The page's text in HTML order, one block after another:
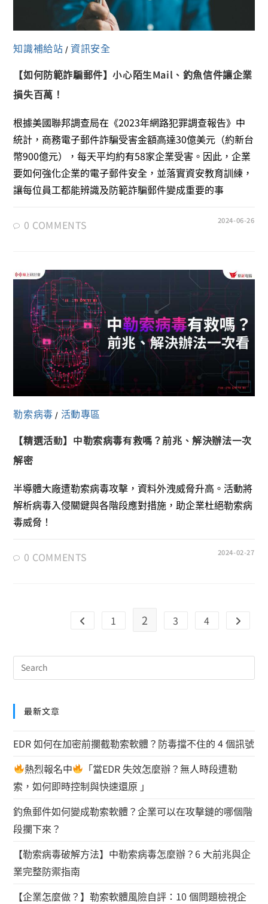
知識補給站 /資訊安全
【如何防範詐騙郵件】小心陌生Mail、釣魚信件讓企業
損失百萬！
根據美國聯邦調查局在《2023年網路犯罪調查報告》中
統計，商務電子郵件詐騙受害金額高達30億美元（約新台
幣900億元），每天平均約有58家企業受害。因此，企業
要如何強化企業的電子郵件安全，並落實資安教育訓練，
讓每位員工都能辨識及防範詐騙郵件變成重要的事
0 COMMENTS 2024-06-26
勒索病毒 / 活動專區
【精選活動】中勒索病毒有救嗎？前兆、解決辦法一次
解密
半導體大廠遭勒索病毒攻擊，資料外洩威脅升高。活動將
解析病毒入侵關鍵與各階段應對措施，助企業杜絕勒索病
毒威脅！
0 COMMENTS 2024-02-27
1 2 3 4
最新文章
EDR 如何在加密前攔截勒索軟體？防毒擋不住的 4 個訊號
熱烈報名中
「當EDR 失效怎麼辦？無人時段遭勒
索，如何即時控制與快速還原 」
釣魚郵件如何變成勒索軟體？企業可以在攻擊鏈的哪個階
段攔下來？
【勒索病毒破解方法】中勒索病毒怎麼辦？6 大前兆與企
業完整防禦指南
【企業怎麼做？】勒索軟體風險自評：10 個問題檢視企